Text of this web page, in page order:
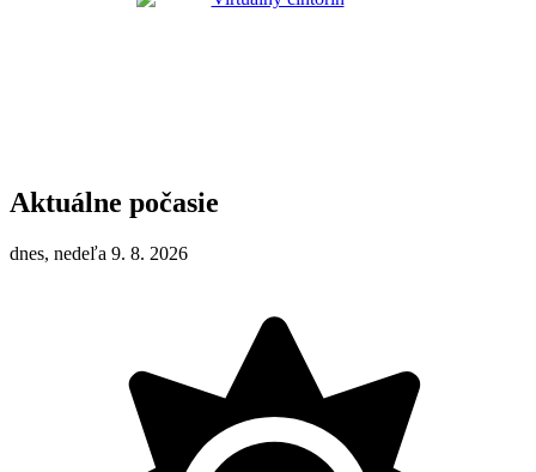
Aktuálne počasie
dnes, nedeľa 9. 8. 2026